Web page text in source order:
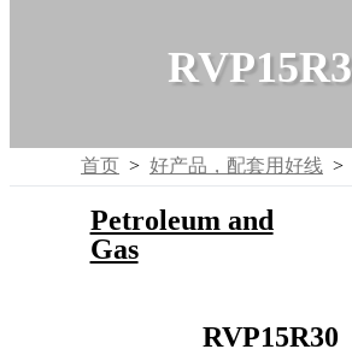
首页 > 好产品，配套用好线 >
Petroleum and
Gas
RVP15R30